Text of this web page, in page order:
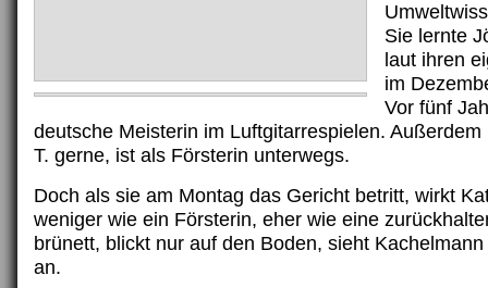
Sie lernte
laut ihren
im
Vor fünf
deutsche Meisterin im Luftgitarrespielen.
T. gerne, ist als Försterin unterwegs.
Doch als sie am Montag das Gericht betritt, wirkt
weniger wie ein Försterin, eher wie eine
brünett, blickt nur auf den Boden, sieht
an.